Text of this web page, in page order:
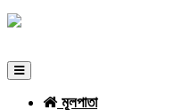
মূলপাতা